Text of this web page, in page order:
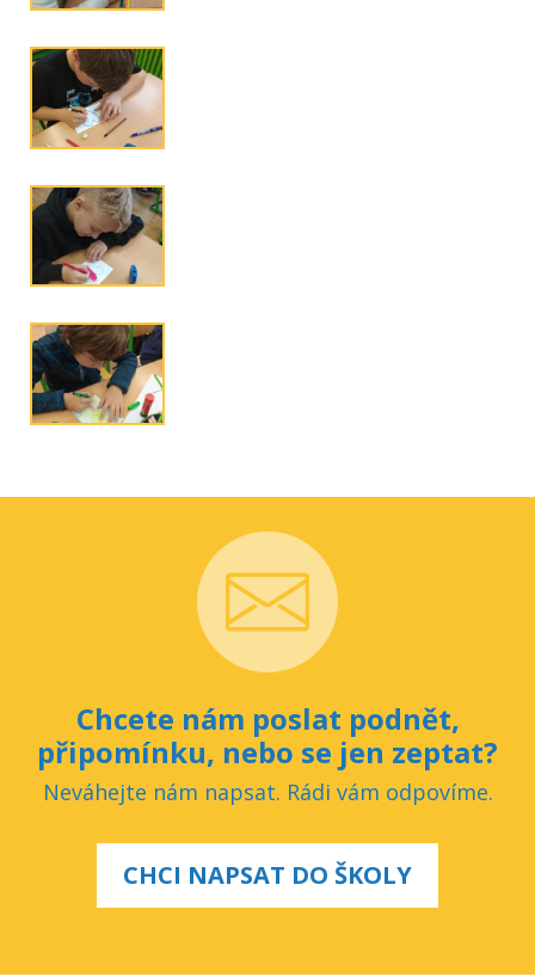
Chcete nám poslat podnět,
připomínku, nebo se jen zeptat?
Neváhejte nám napsat. Rádi vám odpovíme.
CHCI NAPSAT DO ŠKOLY